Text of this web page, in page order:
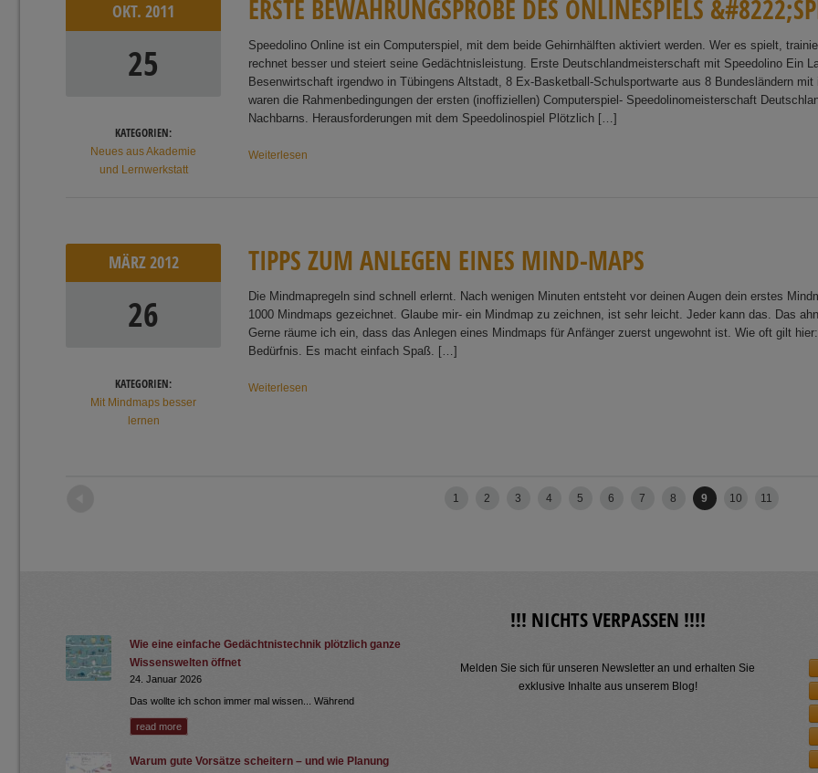
OKT. 2011
25
KATEGORIEN:
Neues aus Akademie
und Lernwerkstatt
ERSTE BEWÄHRUNGSPROBE DES ONLINESPIELS &#8222;SP
Speedolino Online ist ein Computerspiel, mit dem beide Gehirnhälften aktiviert werden. Wer es spielt,
rechnet besser und steiert seine Gedächtnisleistung. Erste Deutschlandmeisterschaft mit Speedolino Ein
Besenwirtschaft irgendwo in Tübingens Altstadt, 8 Ex-Basketball-Schulsportwarte aus 8 Bundesländern
waren die Rahmenbedingungen der ersten (inoffiziellen) Computerspiel- Speedolinomeisterschaft
Nachbarns. Herausforderungen mit dem Speedolinospiel Plötzlich […]
Weiterlesen
MÄRZ2012
26
KATEGORIEN:
Mit Mindmaps besser
lernen
TIPPS ZUM ANLEGEN EINES MIND-MAPS
Die Mindmapregeln sind schnell erlernt. Nach wenigen Minuten entsteht vor deinen Augen dein erstes
1000 Mindmaps gezeichnet. Glaube mir- ein Mindmap zu zeichnen, ist sehr leicht. Jeder kann das. Das
Gerne räume ich ein, dass das Anlegen eines Mindmaps für Anfänger zuerst ungewohnt ist. Wie oft gilt
Bedürfnis. Es macht einfach Spaß. […]
Weiterlesen
1 2 3 4 5 6 7 8 9 10 11
Wie eine einfache Gedächtnistechnik plötzlich ganze
Wissenswelten öffnet
24. Januar 2026
Das wollte ich schon immer mal wissen... Während
read more
Warum gute Vorsätze scheitern – und wie Planung
!!! NICHTS VERPASSEN !!!!
Melden Sie sich für unseren Newsletter an und erhalten Sie
exklusive Inhalte aus unserem Blog!